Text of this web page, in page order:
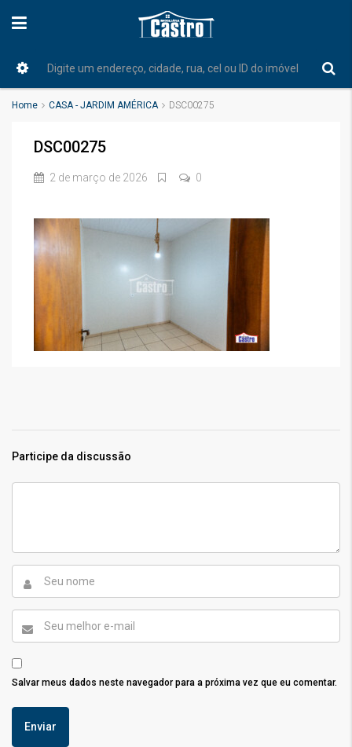
Home CASA - JARDIM AMÉRICA DSC00275
DSC00275
2 de março de 2026 0
Participe da discussão
Salvar meus dados neste navegador para a próxima vez que eu comentar.